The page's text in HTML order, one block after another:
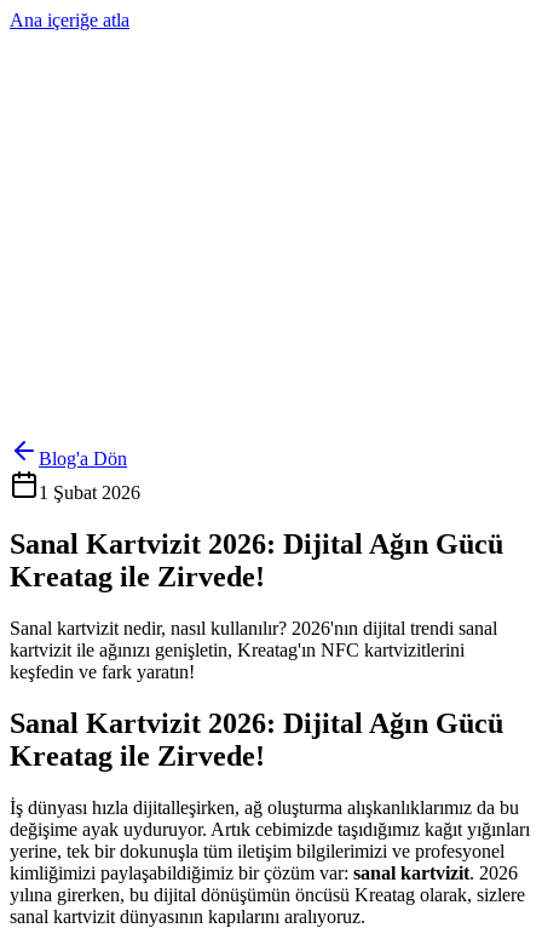
Ana içeriğe atla
Blog'a Dön
1 Şubat 2026
Sanal Kartvizit 2026: Dijital Ağın Gücü
Kreatag ile Zirvede!
Sanal kartvizit nedir, nasıl kullanılır? 2026'nın dijital trendi sanal
kartvizit ile ağınızı genişletin, Kreatag'ın NFC kartvizitlerini
keşfedin ve fark yaratın!
Sanal Kartvizit 2026: Dijital Ağın Gücü
Kreatag ile Zirvede!
İş dünyası hızla dijitalleşirken, ağ oluşturma alışkanlıklarımız da bu
değişime ayak uyduruyor. Artık cebimizde taşıdığımız kağıt yığınları
yerine, tek bir dokunuşla tüm iletişim bilgilerimizi ve profesyonel
kimliğimizi paylaşabildiğimiz bir çözüm var: sanal kartvizit. 2026
yılına girerken, bu dijital dönüşümün öncüsü Kreatag olarak, sizlere
sanal kartvizit dünyasının kapılarını aralıyoruz.